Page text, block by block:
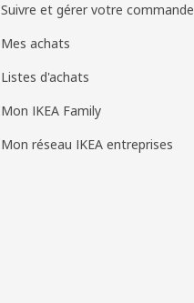
Suivre et gérer votre commande
Mes achats
Listes d'achats
Mon IKEA Family
Mon réseau IKEA entreprises